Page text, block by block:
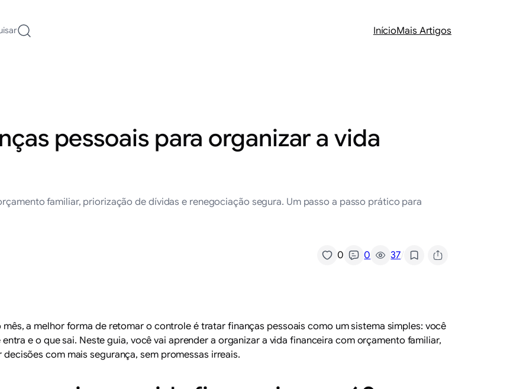
InícioMais Artigos
pessoais para organizar a vida
familiar, priorização de dívidas e renegociação segura. Um passo a passo prático para
0 0 37/
a melhor forma de retomar o controle é tratar finanças pessoais como um sistema simples: você
e o que sai. Neste guia, você vai aprender a organizar a vida financeira com orçamento familiar,
com mais segurança, sem promessas irreais.